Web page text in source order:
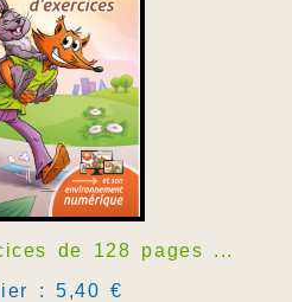
de 128 pages ...
: 5,40 €